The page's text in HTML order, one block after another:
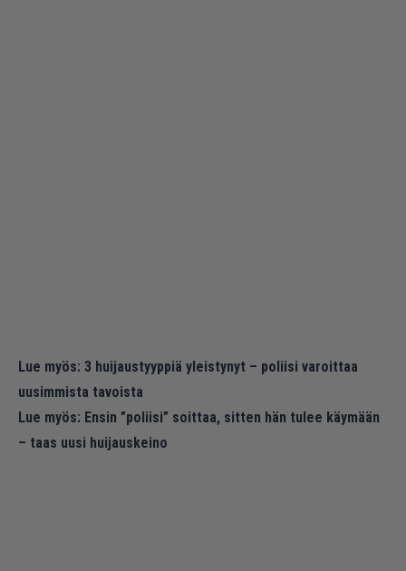
Lue myös: 3 huijaustyyppiä yleistynyt – poliisi varoittaa
uusimmista tavoista
Lue myös: Ensin ”poliisi” soittaa, sitten hän tulee käymään
– taas uusi huijauskeino